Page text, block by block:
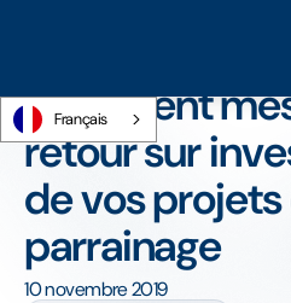
Français
Comment mesurer le retour sur
Comment
retour sur
de vos
parrainage
10 novembre 2019